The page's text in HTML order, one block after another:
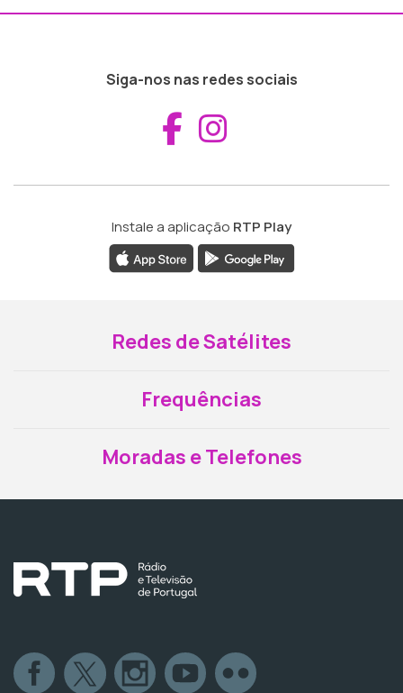
Siga-nos nas redes sociais
Aceder ao
Instale a aplicação RTP Play
Redes de Satélites
Frequências
Moradas e Telefones